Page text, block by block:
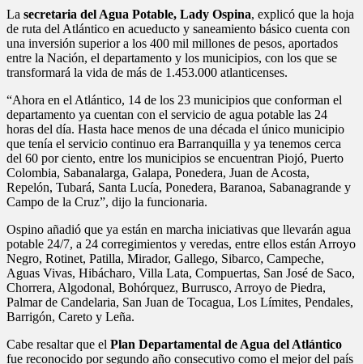
La secretaria del Agua Potable, Lady Ospina, explicó que la hoja
de ruta del Atlántico en acueducto y saneamiento básico cuenta con
una inversión superior a los 400 mil millones de pesos, aportados
entre la Nación, el departamento y los municipios, con los que se
transformará la vida de más de 1.453.000 atlanticenses.
“Ahora en el Atlántico, 14 de los 23 municipios que conforman el
departamento ya cuentan con el servicio de agua potable las 24
horas del día. Hasta hace menos de una década el único municipio
que tenía el servicio continuo era Barranquilla y ya tenemos cerca
del 60 por ciento, entre los municipios se encuentran Piojó, Puerto
Colombia, Sabanalarga, Galapa, Ponedera, Juan de Acosta,
Repelón, Tubará, Santa Lucía, Ponedera, Baranoa, Sabanagrande y
Campo de la Cruz”, dijo la funcionaria.
Ospino añadió que ya están en marcha iniciativas que llevarán agua
potable 24/7, a 24 corregimientos y veredas, entre ellos están Arroyo
Negro, Rotinet, Patilla, Mirador, Gallego, Sibarco, Campeche,
Aguas Vivas, Hibácharo, Villa Lata, Compuertas, San José de Saco,
Chorrera, Algodonal, Bohórquez, Burrusco, Arroyo de Piedra,
Palmar de Candelaria, San Juan de Tocagua, Los Límites, Pendales,
Barrigón, Careto y Leña.
Cabe resaltar que el Plan Departamental de Agua del Atlántico
fue reconocido por segundo año consecutivo como el mejor del país